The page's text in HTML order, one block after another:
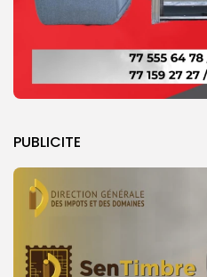
PUBLICITE